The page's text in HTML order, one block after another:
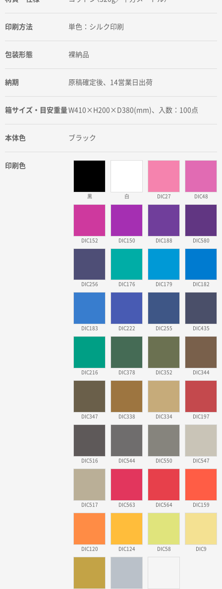
印刷方法 単色：シルク印刷
包装形態 裸納品
納期 原稿確定後、14営業日出荷
箱サイズ・目安重量W410×H200×D380(mm)、入数：100点
本体色 ブラック
印刷色
黒 白 DIC27 DIC48
DIC152 DIC150 DIC188 DIC580
DIC256 DIC176 DIC179 DIC182
DIC183 DIC222 DIC255 DIC435
DIC216 DIC378 DIC352 DIC344
DIC347 DIC338 DIC334 DIC197
DIC516 DIC544 DIC550 DIC547
DIC517 DIC563 DIC564 DIC159
DIC120 DIC124 DIC58 DIC9